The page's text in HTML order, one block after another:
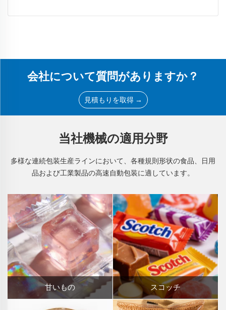
会社について質問がありますか？
見積もりを取得 →
当社機械の適用分野
多様な連続包装生産ラインにおいて、各種規則形状の食品、日用
品および工業製品の高速自動包装に適しています。
甘いもの スコッチ